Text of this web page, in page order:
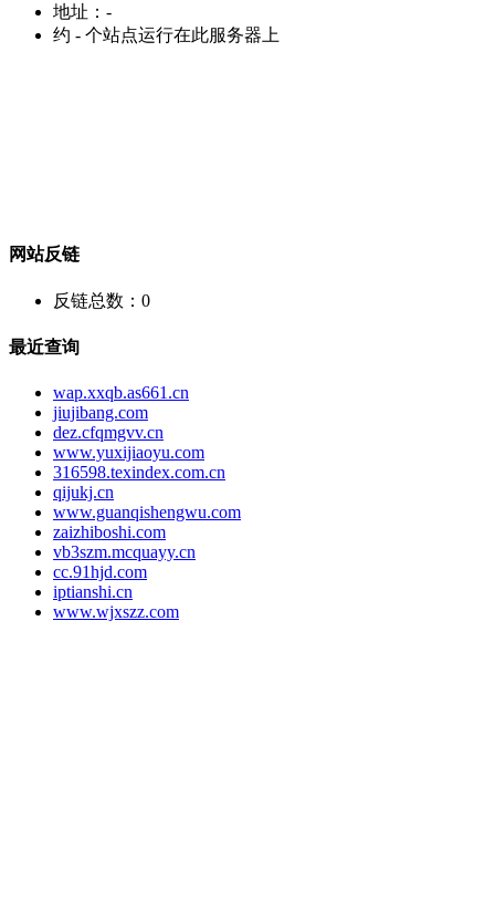
地址： -
约 - 个站点运行在此服务器上
网站反链
反链总数： 0
最近查询
wap.xxqb.as661.cn
jiujibang.com
dez.cfqmgvv.cn
www.yuxijiaoyu.com
316598.texindex.com.cn
qijukj.cn
www.guanqishengwu.com
zaizhiboshi.com
vb3szm.mcquayy.cn
cc.91hjd.com
iptianshi.cn
www.wjxszz.com